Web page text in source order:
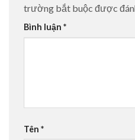
trường bắt buộc được
Bình luận *
Tên *